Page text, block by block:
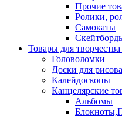
Прочие
Ролики,
Самокаты
Товары для
Головоломки
Доски для
Калейдоскопы
Канцелярские
Альбомы